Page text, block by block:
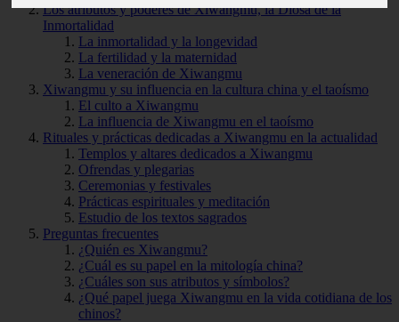
Los atributos y poderes de Xiwangmu, la Diosa de la
Inmortalidad
La inmortalidad y la longevidad
La fertilidad y la maternidad
La veneración de Xiwangmu
Xiwangmu y su influencia en la cultura china y el taoísmo
El culto a Xiwangmu
La influencia de Xiwangmu en el taoísmo
Rituales y prácticas dedicadas a Xiwangmu en la actualidad
Templos y altares dedicados a Xiwangmu
Ofrendas y plegarias
Ceremonias y festivales
Prácticas espirituales y meditación
Estudio de los textos sagrados
Preguntas frecuentes
¿Quién es Xiwangmu?
¿Cuál es su papel en la mitología china?
¿Cuáles son sus atributos y símbolos?
¿Qué papel juega Xiwangmu en la vida cotidiana de los
chinos?